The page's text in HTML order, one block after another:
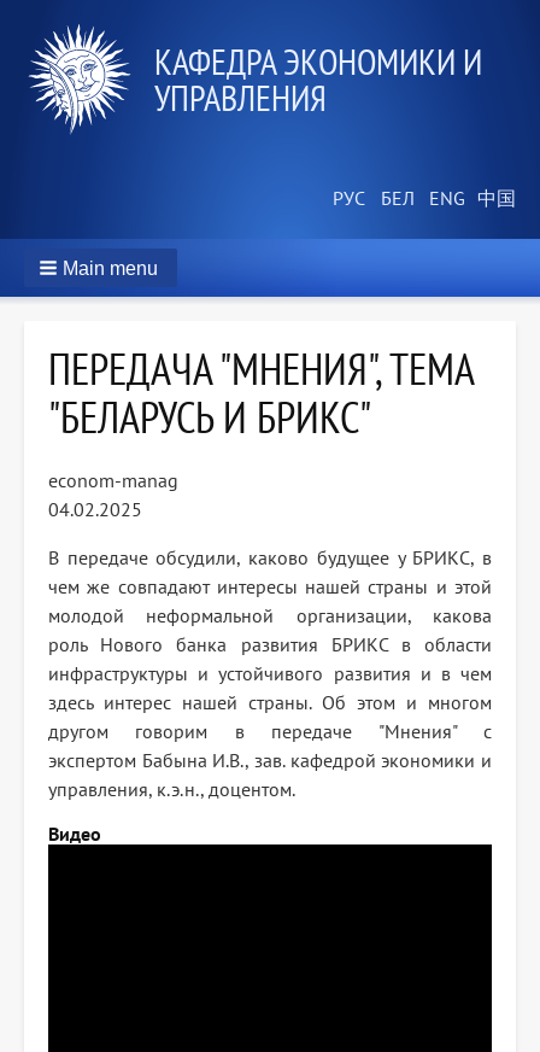
КАФЕДРА ЭКОНОМИКИ И
УПРАВЛЕНИЯ
Main menu
ПЕРЕДАЧА "МНЕНИЯ", ТЕМА
"БЕЛАРУСЬ И БРИКС"
econom-manag
04.02.2025
В передаче обсудили, каково будущее у БРИКС, в
чем же совпадают интересы нашей страны и этой
молодой неформальной организации, какова
роль Нового банка развития БРИКС в области
инфраструктуры и устойчивого развития и в чем
здесь интерес нашей страны. Об этом и многом
другом говорим в передаче "Мнения" с
экспертом Бабына И.В., зав. кафедрой экономики и
управления, к.э.н., доцент​ом.
Видео